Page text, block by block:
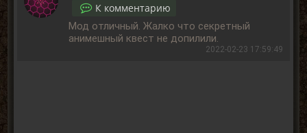
К комментарию
Мод отличный. Жалко что секретный
анимешный квест не допилили.
2022-02-23 17:59:49